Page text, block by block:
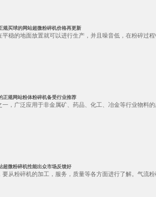
规买球的网站超微粉碎机价格再更新
稳的地面放置就可以进行生产，并且噪音低，在粉碎过
正规网站粉体粉碎机备受行业推荐
，广泛应用于非金属矿、药品、化工、冶金等行业物料
超微粉碎机性能出众市场反馈好
从粉碎机的加工，服务，质量等各方面进行了解。气流